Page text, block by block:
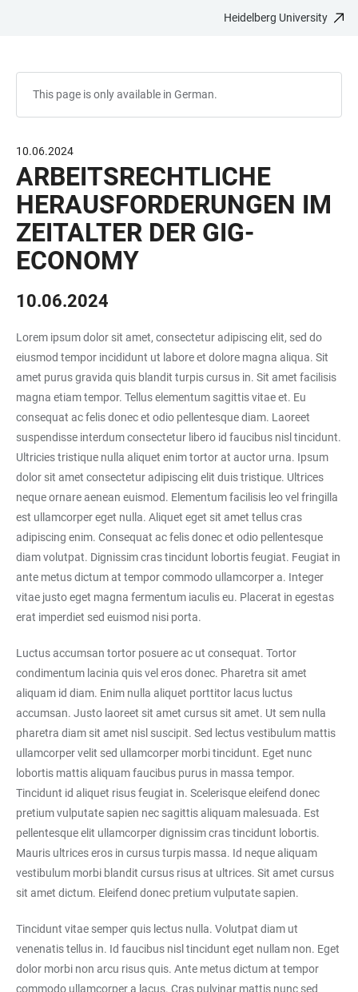
Heidelberg University
This page is only available in German.
10.06.2024
ARBEITSRECHTLICHE
HERAUSFORDERUNGEN IM
ZEITALTER DER GIG-
ECONOMY
10.06.2024
Lorem ipsum dolor sit amet, consectetur adipiscing elit, sed do
eiusmod tempor incididunt ut labore et dolore magna aliqua. Sit
amet purus gravida quis blandit turpis cursus in. Sit amet facilisis
magna etiam tempor. Tellus elementum sagittis vitae et. Eu
consequat ac felis donec et odio pellentesque diam. Laoreet
suspendisse interdum consectetur libero id faucibus nisl tincidunt.
Ultricies tristique nulla aliquet enim tortor at auctor urna. Ipsum
dolor sit amet consectetur adipiscing elit duis tristique. Ultrices
neque ornare aenean euismod. Elementum facilisis leo vel fringilla
est ullamcorper eget nulla. Aliquet eget sit amet tellus cras
adipiscing enim. Consequat ac felis donec et odio pellentesque
diam volutpat. Dignissim cras tincidunt lobortis feugiat. Feugiat in
ante metus dictum at tempor commodo ullamcorper a. Integer
vitae justo eget magna fermentum iaculis eu. Placerat in egestas
erat imperdiet sed euismod nisi porta.
Luctus accumsan tortor posuere ac ut consequat. Tortor
condimentum lacinia quis vel eros donec. Pharetra sit amet
aliquam id diam. Enim nulla aliquet porttitor lacus luctus
accumsan. Justo laoreet sit amet cursus sit amet. Ut sem nulla
pharetra diam sit amet nisl suscipit. Sed lectus vestibulum mattis
ullamcorper velit sed ullamcorper morbi tincidunt. Eget nunc
lobortis mattis aliquam faucibus purus in massa tempor.
Tincidunt id aliquet risus feugiat in. Scelerisque eleifend donec
pretium vulputate sapien nec sagittis aliquam malesuada. Est
pellentesque elit ullamcorper dignissim cras tincidunt lobortis.
Mauris ultrices eros in cursus turpis massa. Id neque aliquam
vestibulum morbi blandit cursus risus at ultrices. Sit amet cursus
sit amet dictum. Eleifend donec pretium vulputate sapien.
Tincidunt vitae semper quis lectus nulla. Volutpat diam ut
venenatis tellus in. Id faucibus nisl tincidunt eget nullam non. Eget
dolor morbi non arcu risus quis. Ante metus dictum at tempor
commodo ullamcorper a lacus. Cras pulvinar mattis nunc sed